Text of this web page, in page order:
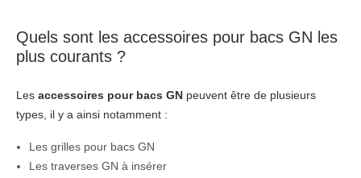
Quels sont les accessoires pour bacs GN les
plus courants ?
Les accessoires pour bacs GN peuvent être de plusieurs
types, il y a ainsi notamment :
Les grilles pour bacs GN
Les traverses GN à insérer